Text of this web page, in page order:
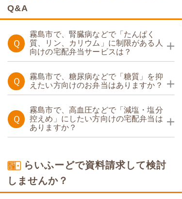
Q&A
Ｑ
霧島市で、腎臓病などで「たんぱく
質、リン、カリウム」に制限がある人
向けの宅配弁当サービスは？
Ｑ
霧島市で、糖尿病などで「糖質」を抑
えたい方向けのお弁当はありますか？
Ｑ
霧島市で、高血圧などで「減塩・塩分
控えめ」にしたい方向けの宅配弁当は
ありますか？
らいふーどで資料請求して検討
しませんか？